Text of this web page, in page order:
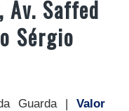
Av. Saffed
Sérgio
Guarda |Valor